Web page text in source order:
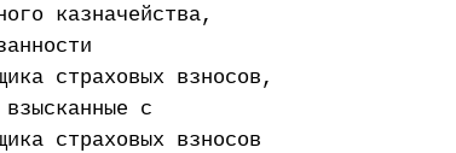
казначейства,
страховых взносов,
с
страховых взносов